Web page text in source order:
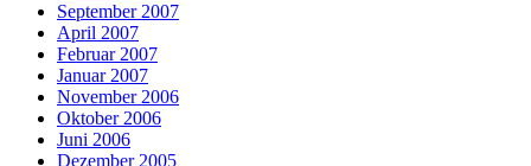
September 2007
April 2007
Februar 2007
Januar 2007
November 2006
Oktober 2006
Juni 2006
Dezember 2005